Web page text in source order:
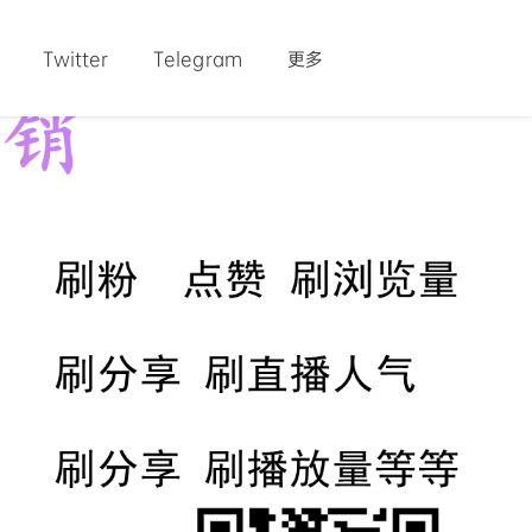
Twitter Telegram 更多